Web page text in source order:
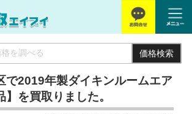
価格検索
で2019年製ダイキンルームエア
】を買取りました。